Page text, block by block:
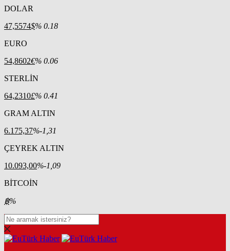
DOLAR
47,5574$% 0.18
EURO
54,8602€% 0.06
STERLİN
64,2310£% 0.41
GRAM ALTIN
6.175,37%-1,31
ÇEYREK ALTIN
10.093,00%-1,09
BİTCOİN
฿%